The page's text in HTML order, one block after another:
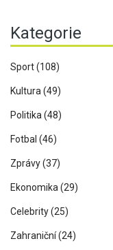
Kategorie
Sport(108)
Kultura (49)
Politika (48)
Fotbal (46)
Zprávy(37)
Ekonomika (29)
Celebrity(25)
Zahraniční(24)